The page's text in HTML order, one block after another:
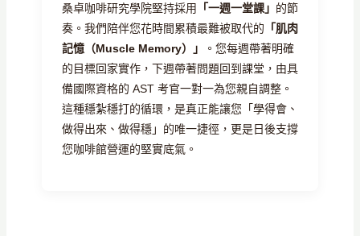
桑卓咖啡研究學院堅持採用 「一週一堂課」 的節
奏。我們陪伴您花時間累積最難被取代的 「肌肉
記憶（Muscle Memory）」
。您每週帶著明確
的目標回家實作，下週帶著問題回到課堂，由具
備國際資格的 AST 考官一對一為您親自調整。
這種穩紮穩打的循環，是真正能讓您「學得會、
做得出來、做得穩」的唯一捷徑，更是日後支撐
您咖啡館營運的堅實底氣。